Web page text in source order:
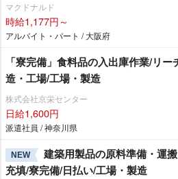
マクドナルド
時給1,177円～
アルバイト・パート / 大阪府
「寮完備」食料品の入出庫作業/リ
造・工場/工場・製造
株式会社京栄センター
日給1,600円
派遣社員 / 神奈川県
NEW
建築用製品の原料準備・運
充填/寮完備/日払い/工場・製造